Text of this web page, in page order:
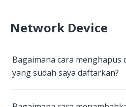
Network Device
Bagaimana cara menghapus
yang sudah saya daftarkan?